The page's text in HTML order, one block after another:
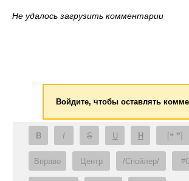
Не удалось загрузить комментарии
Войдите, чтобы оставлять
B I S U H [❝ ❞]
Вправо Центр /Спойлер/